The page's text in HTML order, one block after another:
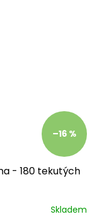
–16 %
- 180 tekutých
Skladem